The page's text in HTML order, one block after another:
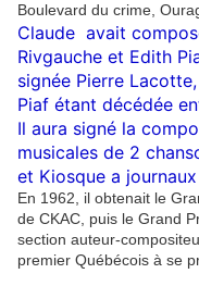
Boulevard du crime,
Claude avait
Rivgauche et Edith
signée Pierre
Piaf étant décédée
Il aura signé la
musicales de 2
et Kiosque a journaux
En 1962, il obtenait le
de CKAC, puis le Grand
section auteur-
premier Québécois à se